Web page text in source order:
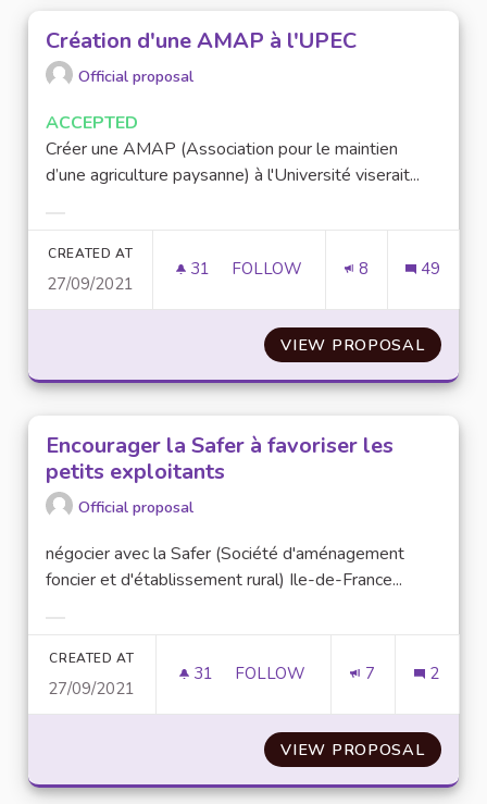
Création d'une AMAP à l'UPEC
Official proposal
ACCEPTED
Créer une AMAP (Association pour le maintien
d’une agriculture paysanne) à l'Université viserait...
CREATED AT
27/09/2021
31 31 FOLLOWERS
FOLLOW 8 49
VIEW PROPOSAL
Encourager la Safer à favoriser les
petits exploitants
Official proposal
négocier avec la Safer (Société d'aménagement
foncier et d'établissement rural) Ile-de-France...
CREATED AT
27/09/2021
31 31 FOLLOWERS
FOLLOW 7 2
VIEW PROPOSAL